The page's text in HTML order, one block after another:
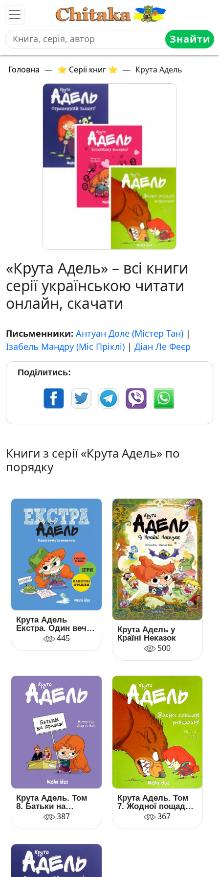
Знайти
Головна — ⭐ Серії книг ⭐ — Крута Адель
«Крута Адель» – всі книги
серії українською читати
онлайн, скачати
Письменники: Антуан Доле (Містер Тан) |
Ізабель Мандру (Міс Пріклі) | Діан Ле Феєр
Поділитись:
Книги з серії «Крута Адель» по
порядку
Крута Адель
Екстра. Один вечір
із нянькою445
Крута Адель у
Країні Неказок
500
Крута Адель. Том
8. Батьки на
продаж!
387
Крута Адель. Том
7. Жодної пощади
невдахам367